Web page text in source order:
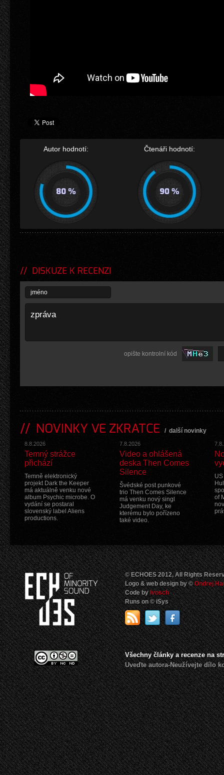
Autor hodnotí: Čtenáři hodnotí:
DISKUZE K RECENZI
opište kontrolní kód
NOVINKY VE ZKRATCE / další novinky
8.8.2026
Temný strážce
přichází
Temně elektronický
projekt Dark the Keeper
má aktuálně venku nové
album Psychic microbe. O
vydání se postaral
slovenský label Aliens
productions.
7.8.2026
Video a ohlášená
deska Then Comes
Silence
Švédské post punkové
trio Then Comes Silence
má venku nový singl
Judgement Day, ke
kterému bylo pořízeno
také video.
of
© ECHOES 2012, All Rights
Logo & web design by ©Ondrej
Code byIvosch
Runs on © iSys
Všechny články a recenze na
Uveďte autora-Neužívejte dílo